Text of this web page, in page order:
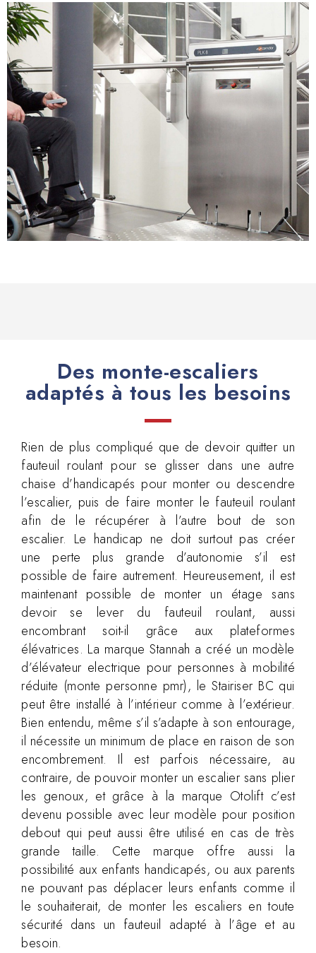
Des monte-escaliers
adaptés à tous les besoins
Rien de plus compliqué que de devoir quitter un
fauteuil roulant pour se glisser dans une autre
chaise d’handicapés pour monter ou descendre
l’escalier, puis de faire monter le fauteuil roulant
afin de le récupérer à l’autre bout de son
escalier. Le handicap ne doit surtout pas créer
une perte plus grande d’autonomie s’il est
possible de faire autrement. Heureusement, il est
maintenant possible de monter un étage sans
devoir se lever du fauteuil roulant, aussi
encombrant soit-il grâce aux plateformes
élévatrices. La marque Stannah a créé un modèle
d’élévateur electrique pour personnes à mobilité
réduite (monte personne pmr), le Stairiser BC qui
peut être installé à l’intérieur comme à l’extérieur.
Bien entendu, même s’il s’adapte à son entourage,
il nécessite un minimum de place en raison de son
encombrement. Il est parfois nécessaire, au
contraire, de pouvoir monter un escalier sans plier
les genoux, et grâce à la marque Otolift c’est
devenu possible avec leur modèle pour position
debout qui peut aussi être utilisé en cas de très
grande taille. Cette marque offre aussi la
possibilité aux enfants handicapés, ou aux parents
ne pouvant pas déplacer leurs enfants comme il
le souhaiterait, de monter les escaliers en toute
sécurité dans un fauteuil adapté à l’âge et au
besoin.